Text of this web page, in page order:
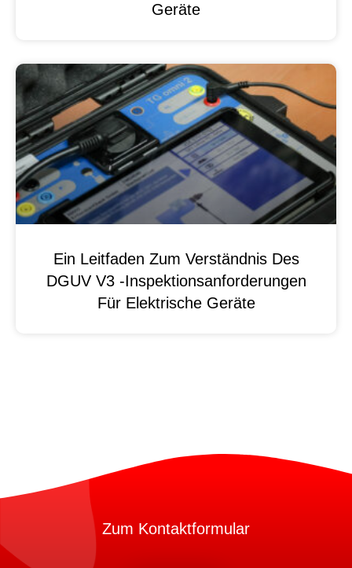
Geräte
Ein Leitfaden Zum Verständnis Des
DGUV V3 -Inspektionsanforderungen
Für Elektrische Geräte
Zum Kontaktformular